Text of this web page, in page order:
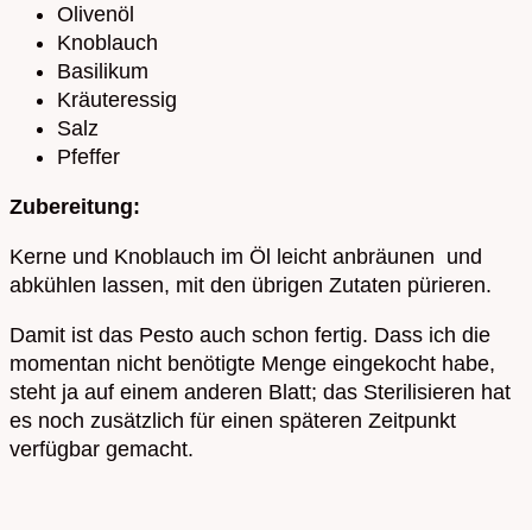
Olivenöl
Knoblauch
Basilikum
Kräuteressig
Salz
Pfeffer
Zubereitung:
Kerne und Knoblauch im Öl leicht anbräunen und
abkühlen lassen, mit den übrigen Zutaten pürieren.
Damit ist das Pesto auch schon fertig. Dass ich die
momentan nicht benötigte Menge eingekocht habe,
steht ja auf einem anderen Blatt; das Sterilisieren hat
es noch zusätzlich für einen späteren Zeitpunkt
verfügbar gemacht.